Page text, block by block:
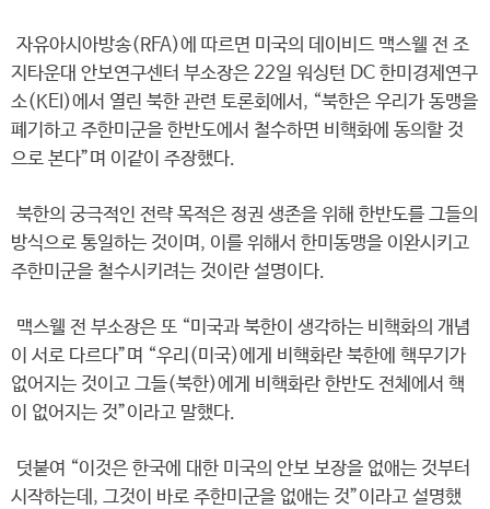
자유아시아방송(RFA)에 따르면 미국의 데이비드 맥스웰 전 조
지타운대 안보연구센터 부소장은 22일 워싱턴 DC 한미경제연구
소(KEI)에서 열린 북한 관련 토론회에서, “북한은 우리가 동맹을
폐기하고 주한미군을 한반도에서 철수하면 비핵화에 동의할 것
으로 본다”며 이같이 주장했다.
북한의 궁극적인 전략 목적은 정권 생존을 위해 한반도를 그들의
방식으로 통일하는 것이며, 이를 위해서 한미동맹을 이완시키고
주한미군을 철수시키려는 것이란 설명이다.
맥스웰 전 부소장은 또 “미국과 북한이 생각하는 비핵화의 개념
이 서로 다르다”며 “우리(미국)에게 비핵화란 북한에 핵무기가
없어지는 것이고 그들(북한)에게 비핵화란 한반도 전체에서 핵
이 없어지는 것”이라고 말했다.
덧붙여 “이것은 한국에 대한 미국의 안보 보장을 없애는 것부터
시작하는데, 그것이 바로 주한미군을 없애는 것”이라고 설명했